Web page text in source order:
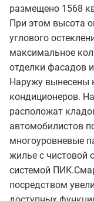
размещено 1568
При этом высота
углового
максимальное
отделки фасадов
Наружу вынесены
кондиционеров.
расположат
автомобилистов
многоуровневые
жилье с чистовой
системой
посредством